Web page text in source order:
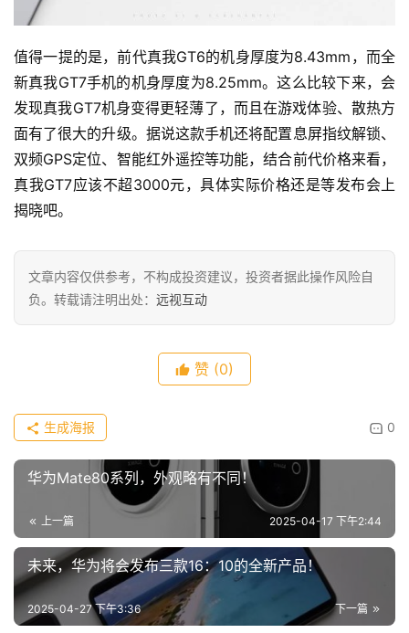
科
技
值得一提的是，前代真我GT6的机身厚度为8.43mm，而全
新真我GT7手机的机身厚度为8.25mm。这么比较下来，会
发现真我GT7机身变得更轻薄了，而且在游戏体验、散热方
面有了很大的升级。据说这款手机还将配置息屏指纹解锁、
双频GPS定位、智能红外遥控等功能，结合前代价格来看，
真我GT7应该不超3000元，具体实际价格还是等发布会上
揭晓吧。
文章内容仅供参考，不构成投资建议，投资者据此操作风险自
负。转载请注明出处： 远视互动
赞 (0)
0
生成海报
华为Mate80系列，外观略有不同！
上一篇 2025-04-17 下午2:44
未来，华为将会发布三款16：10的全新产品！
下一篇
2025-04-27 下午3:36